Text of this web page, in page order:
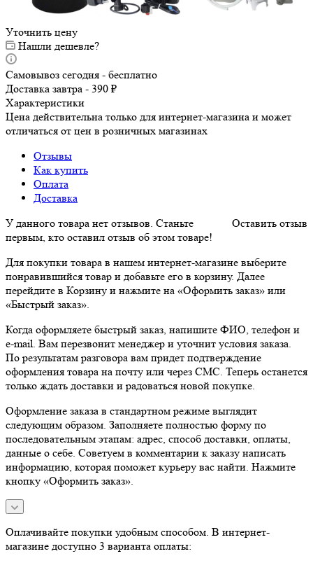
Уточнить цену
Нашли дешевле?
Самовывоз сегодня - бесплатно
Доставка завтра - 390 ₽
Характеристики
Цена действительна только для интернет-магазина и может
отличаться от цен в розничных магазинах
Отзывы
Как купить
Оплата
Доставка
Оставить отзыв
У данного товара нет отзывов. Станьте
первым, кто оставил отзыв об этом товаре!
Для покупки товара в нашем интернет-магазине выберите
понравившийся товар и добавьте его в корзину. Далее
перейдите в Корзину и нажмите на «Оформить заказ» или
«Быстрый заказ».
Когда оформляете быстрый заказ, напишите ФИО, телефон и
e-mail. Вам перезвонит менеджер и уточнит условия заказа.
По результатам разговора вам придет подтверждение
оформления товара на почту или через СМС. Теперь останется
только ждать доставки и радоваться новой покупке.
Оформление заказа в стандартном режиме выглядит
следующим образом. Заполняете полностью форму по
последовательным этапам: адрес, способ доставки, оплаты,
данные о себе. Советуем в комментарии к заказу написать
информацию, которая поможет курьеру вас найти. Нажмите
кнопку «Оформить заказ».
Оплачивайте покупки удобным способом. В интернет-
магазине доступно 3 варианта оплаты: